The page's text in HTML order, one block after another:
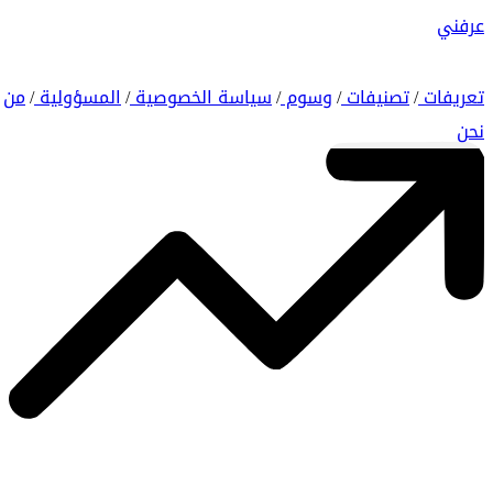
عرفني
تعريفات/ تصنيفات/ وسوم/ سياسة الخصوصية/ المسؤولية/ من
نحن